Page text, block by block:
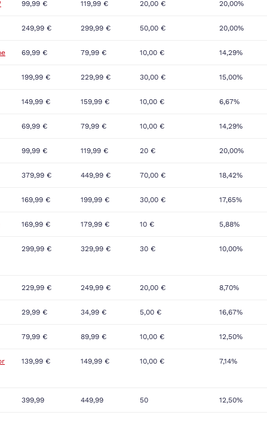
99,99 € 119,99 € 20,00 € 20,00%
249,99 € 299,99 € 50,00 € 20,00%
69,99 € 79,99 € 10,00 € 14,29%
199,99 € 229,99 € 30,00 € 15,00%
149,99 € 159,99 € 10,00 € 6,67%
69,99 € 79,99 € 10,00 € 14,29%
99,99 € 119,99 € 20 € 20,00%
379,99 € 449,99 € 70,00 € 18,42%
169,99 € 199,99 € 30,00 € 17,65%
169,99 € 179,99 € 10 € 5,88%
299,99 € 329,99 € 30 € 10,00%
229,99 € 249,99 € 20,00 € 8,70%
29,99 € 34,99 € 5,00 € 16,67%
79,99 € 89,99 € 10,00 € 12,50%
139,99 € 149,99 € 10,00 € 7,14%
399,99 449,99 50 12,50%